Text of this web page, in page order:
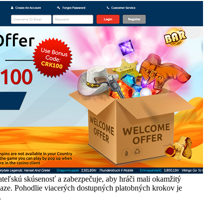
skúsenosť a zabezpečuje, aby hráči mali okamžitý
Pohodlie viacerých dostupných platobných krokov je